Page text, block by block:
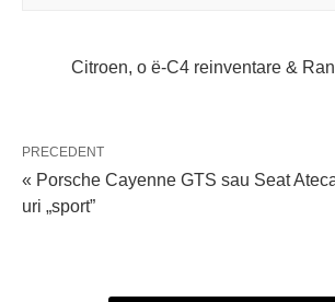
Citroen, o ë-C4 reinventare &
PRECEDENT
« Porsche Cayenne GTS sau Seat
uri „sport”